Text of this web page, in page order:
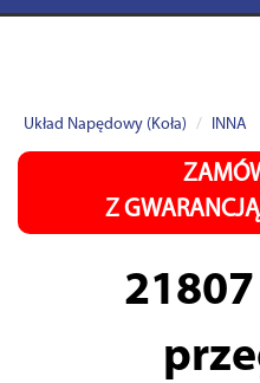
Układ Napędowy (Koła) INNA
Z
21807